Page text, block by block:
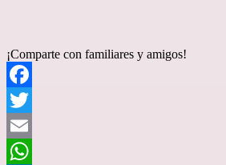
¡Comparte con familiares y amigos!
Facebook
Twitter
Email